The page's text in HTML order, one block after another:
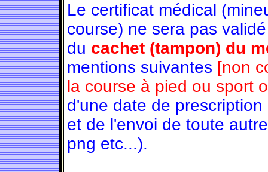
Le certificat médical
course) ne sera pas
du cachet (tampon) du
mentions suivantes [non
la course à pied ou sport
d'une date de
et de l'envoi de toute
png etc...).